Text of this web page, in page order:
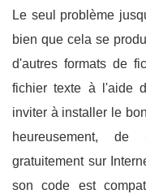
Le seul problème
bien que cela se
d'autres formats de
fichier texte à l'aide
inviter à installer le
heureusement, de
gratuitement sur
son code est